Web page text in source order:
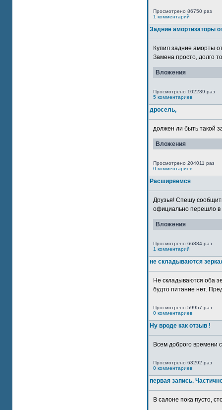
Просмотрено 86750 раз
1 комментарий
Задние амортизаторы
Купил задние аморты
Замена просто, долго
Вложения
Просмотрено 102239 раз
5 комментариев
дросель,
должен ли быть такой
Вложения
Просмотрено 204011 раз
0 комментариев
Расширяемся
Друзья! Спешу
официально перешло в
Вложения
Просмотрено 66884 раз
1 комментарий
не складываются
Не складываются оба
будто питание нет.
Просмотрено 59957 раз
0 комментариев
Ну вроде как отзыв !
Всем доброго времени
Просмотрено 63292 раз
0 комментариев
первая запись.
В салоне пока пусто,